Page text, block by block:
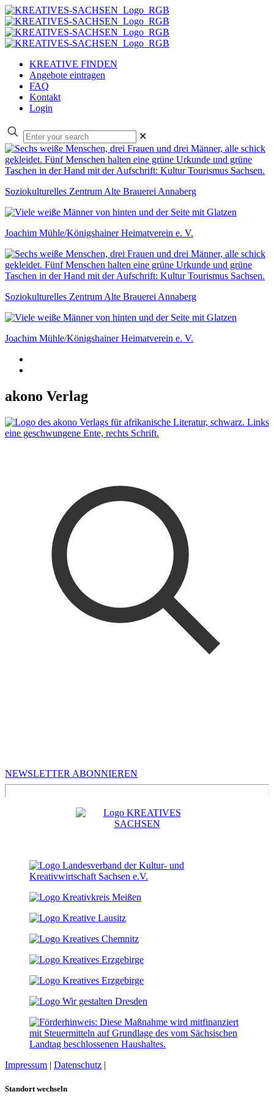
KREATIVE FINDEN
Angebote eintragen
FAQ
Kontakt
Login
✕
Soziokulturelles Zentrum Alte Brauerei Annaberg
Joachim Mühle/Königshainer Heimatverein e. V.
Soziokulturelles Zentrum Alte Brauerei Annaberg
Joachim Mühle/Königshainer Heimatverein e. V.
akono Verlag
NEWSLETTER ABONNIEREN
Impressum | Datenschutz |
Standort wechseln